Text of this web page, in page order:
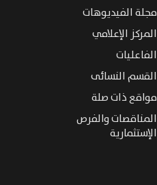
مجلة الفيديوهات
المركز الإعلامي
الفاعليات
القسم النسائى
مواقع ذات صلة
المناقصات والفرص
الإستثمارية